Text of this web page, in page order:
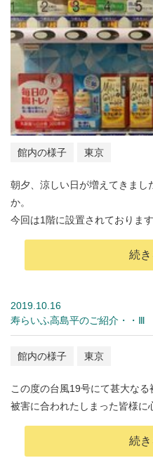
館内の様子 東京
朝夕、涼しい日が増えてきまし
か。
今回は1階に設置されておりま
続
2019.10.16
寿らいふ高島平のご紹介・・Ⅲ
館内の様子 東京
この度の台風19号にて甚大なる
被害に合われたしまった皆様に
続